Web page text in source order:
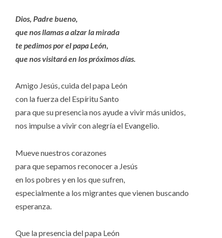
Dios, Padre bueno,
que nos llamas a alzar la mirada
te pedimos por el papa León,
que nos visitará en los próximos días.
Amigo Jesús, cuida del papa León
con la fuerza del Espíritu Santo
para que su presencia nos ayude a vivir más unidos,
nos impulse a vivir con alegría el Evangelio.
Mueve nuestros corazones
para que sepamos reconocer a Jesús
en los pobres y en los que sufren,
especialmente a los migrantes que vienen buscando
esperanza.
Que la presencia del papa León